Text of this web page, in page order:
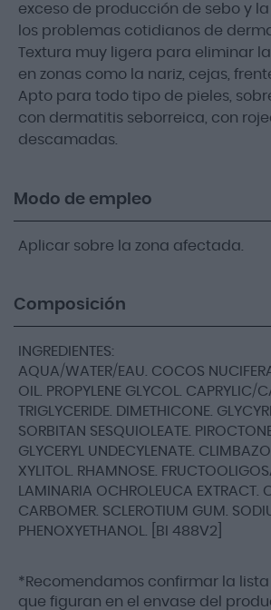
exceso de producción de sebo y
los problemas cotidianos de
Textura muy ligera para eliminar
en zonas como la nariz, cejas,
Apto para todo tipo de pieles,
con dermatitis seborreica, con
descamadas.
Modo de empleo
Aplicar sobre la zona afectada.
Composición
INGREDIENTES:
AQUA/WATER/EAU. COCOS
OIL. PROPYLENE GLYCOL. CAPRYLIC/
TRIGLYCERIDE. DIMETHICONE.
SORBITAN SESQUIOLEATE.
GLYCERYL UNDECYLENATE.
XYLITOL. RHAMNOSE.
LAMINARIA OCHROLEUCA EXTRACT.
CARBOMER. SCLEROTIUM GUM.
PHENOXYETHANOL. [BI 488V2]
*Recomendamos confirmar la
que figuran en el envase del